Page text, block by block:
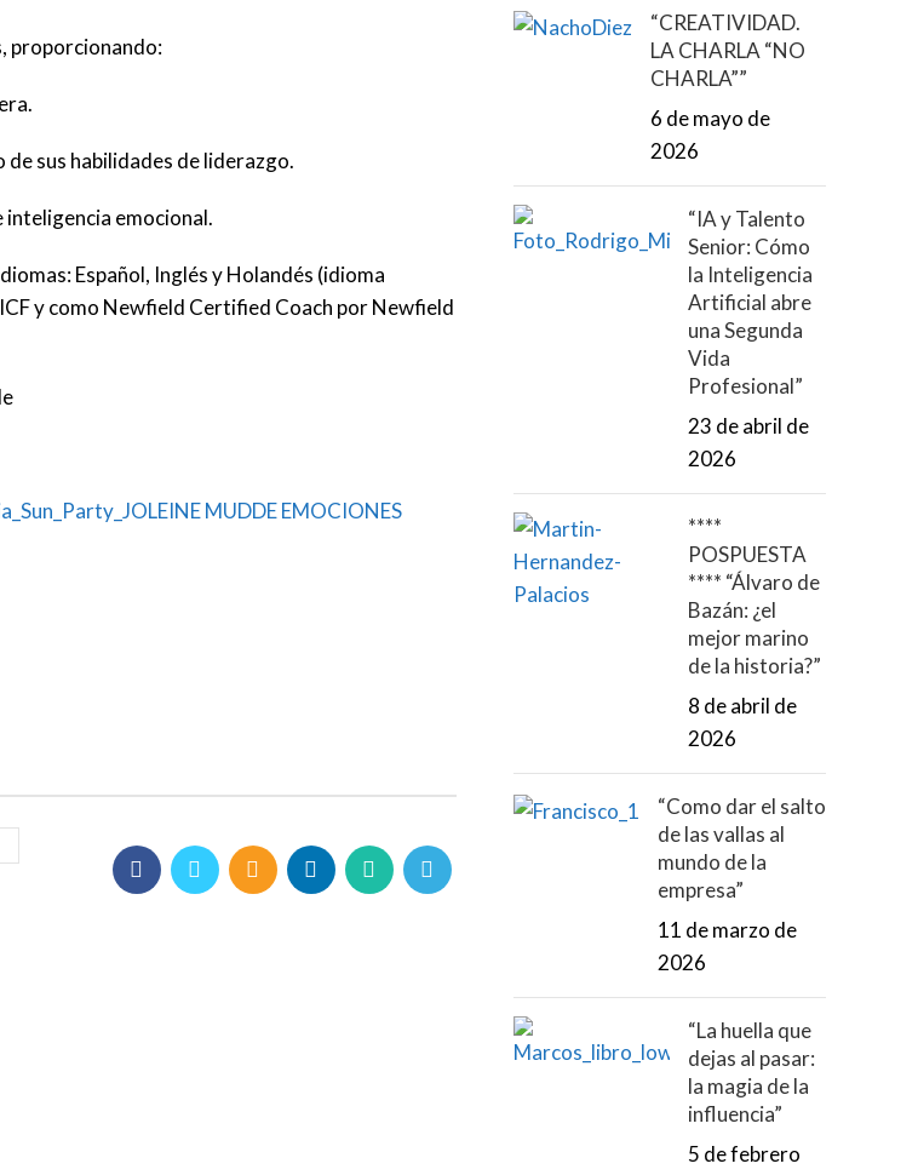
proporcionando:
sus habilidades de liderazgo.
inteligencia emocional.
Español, Inglés y Holandés (idioma
y como Newfield Certified Coach por Newfield
MUDDE EMOCIONES
“CREATIVIDAD.
LA CHARLA “NO
CHARLA””
6 de mayo de
2026
“IA y Talento
Senior: Cómo
la Inteligencia
Artificial abre
una Segunda
Vida
Profesional”
23 de abril de
2026
****
POSPUESTA
**** “Álvaro de
Bazán: ¿el
mejor marino
de la historia?”
8 de abril de
2026
“Como dar el salto
de las vallas al
mundo de la
empresa”
11 de marzo de
2026
“La huella que
dejas al pasar:
la magia de la
influencia”
5 de febrero